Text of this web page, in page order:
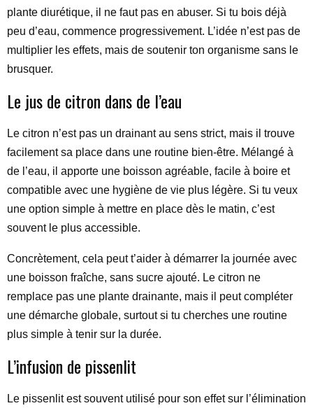
plante diurétique, il ne faut pas en abuser. Si tu bois déjà
peu d’eau, commence progressivement. L’idée n’est pas de
multiplier les effets, mais de soutenir ton organisme sans le
brusquer.
Le jus de citron dans de l’eau
Le citron n’est pas un drainant au sens strict, mais il trouve
facilement sa place dans une routine bien-être. Mélangé à
de l’eau, il apporte une boisson agréable, facile à boire et
compatible avec une hygiène de vie plus légère. Si tu veux
une option simple à mettre en place dès le matin, c’est
souvent le plus accessible.
Concrètement, cela peut t’aider à démarrer la journée avec
une boisson fraîche, sans sucre ajouté. Le citron ne
remplace pas une plante drainante, mais il peut compléter
une démarche globale, surtout si tu cherches une routine
plus simple à tenir sur la durée.
L’infusion de pissenlit
Le pissenlit est souvent utilisé pour son effet sur l’élimination